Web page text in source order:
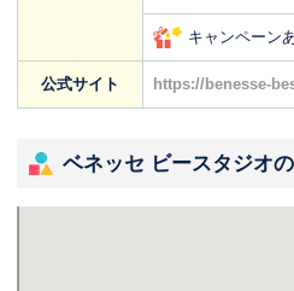
キャンペーン
公式サイト https://benesse-
ベネッセ ビースタジオ